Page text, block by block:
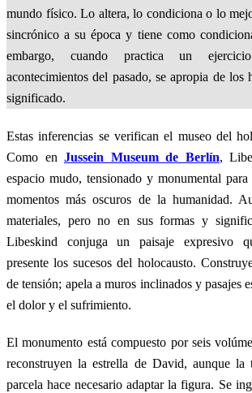
mundo físico. Lo altera, lo condiciona o lo
sincrónico a su época y tiene como
embargo, cuando practica un
acontecimientos del pasado, se apropia de los
significado.
Estas inferencias se verifican el museo del
Como en Jussein Museum de Berlín,
espacio mudo, tensionado y monumental
momentos más oscuros de la humanidad.
materiales, pero no en sus formas y
Libeskind conjuga un paisaje expresivo
presente los sucesos del holocausto.
de tensión; apela a muros inclinados y pasajes
el dolor y el sufrimiento.
El monumento está compuesto por seis
reconstruyen la estrella de David, aunque la
parcela hace necesario adaptar la figura. Se